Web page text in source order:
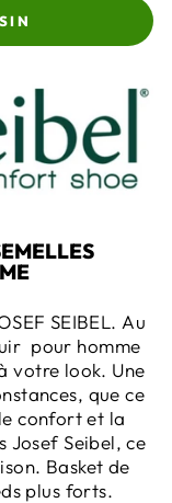
SEIBEL. Au
pour homme
votre look. Une
que ce
confort et la
Josef Seibel, ce
Basket de
plus forts.